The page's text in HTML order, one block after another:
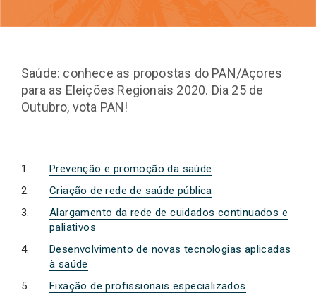
Saúde: conhece as propostas do PAN/Açores
para as Eleições Regionais 2020. Dia 25 de
Outubro, vota PAN!
Prevenção e promoção da saúde
Criação de rede de saúde pública
Alargamento da rede de cuidados continuados e
paliativos
Desenvolvimento de novas tecnologias aplicadas
à saúde
Fixação de profissionais especializados